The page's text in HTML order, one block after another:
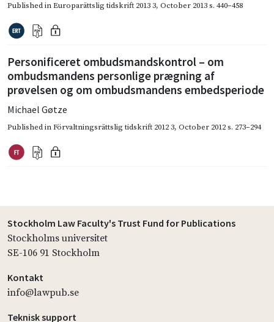
Published inEuroparättslig tidskrift 2013 3, October 2013s. 440–458
Personificeret ombudsmandskontrol – om
ombudsmandens personlige prægning af
prøvelsen og om ombudsmandens embedsperiode
Michael Gøtze
Published inFörvaltningsrättslig tidskrift 2012 3, October 2012s. 273–294
Stockholm Law Faculty's Trust Fund for Publications
Stockholms universitet
SE-106 91 Stockholm
Kontakt
info@lawpub.se
Teknisk support